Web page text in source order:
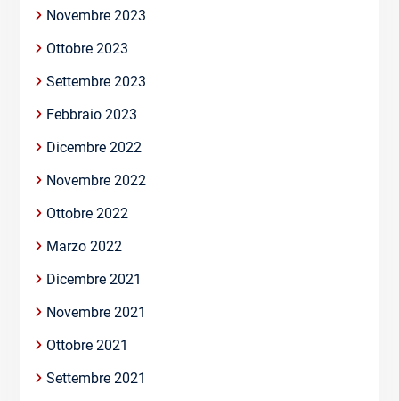
Novembre 2023
Ottobre 2023
Settembre 2023
Febbraio 2023
Dicembre 2022
Novembre 2022
Ottobre 2022
Marzo 2022
Dicembre 2021
Novembre 2021
Ottobre 2021
Settembre 2021